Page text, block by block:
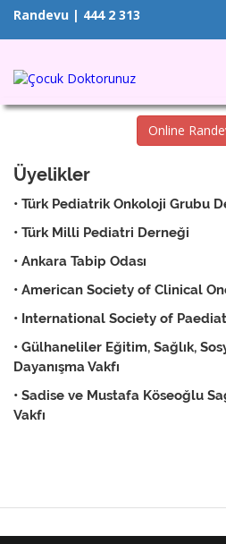
Randevu | 444 2 313
Online
Üyelikler
• Türk Pediatrik Onkoloji Grubu
• Türk Milli Pediatri Derneği
• Ankara Tabip Odası
• American Society of Clinical
• International Society of
• Gülhaneliler Eğitim, Sağlık,
Dayanışma Vakfı
• Sadise ve Mustafa Köseoğlu
Vakfı